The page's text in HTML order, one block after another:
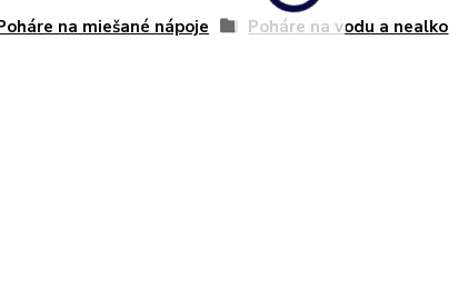
na miešané nápoje
Poháre na vodu a nealko